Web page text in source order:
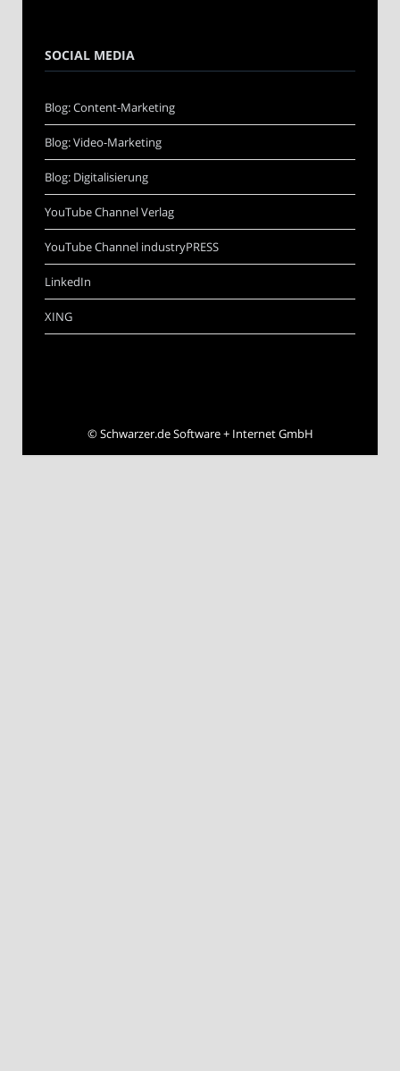
SOCIAL MEDIA
Blog: Content-Marketing
Blog: Video-Marketing
Blog: Digitalisierung
YouTube Channel Verlag
YouTube Channel industryPRESS
LinkedIn
XING
©Schwarzer.de Software + Internet GmbH